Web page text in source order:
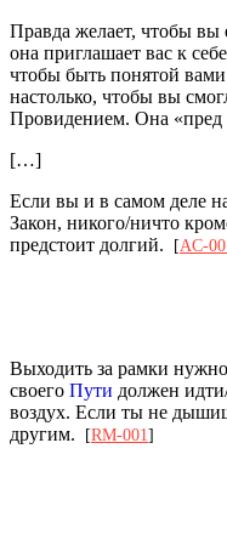
Правда желает, чтобы вы
она приглашает вас к
чтобы быть понятой
настолько, чтобы вы
Провидением. Она
[…]
Если вы и в самом деле
Закон, никого/ничто
предстоит долгий.
[AC-
Выходить за рамки
своего Пути должен
воздух. Если ты не
другим.
[RM-001 ]